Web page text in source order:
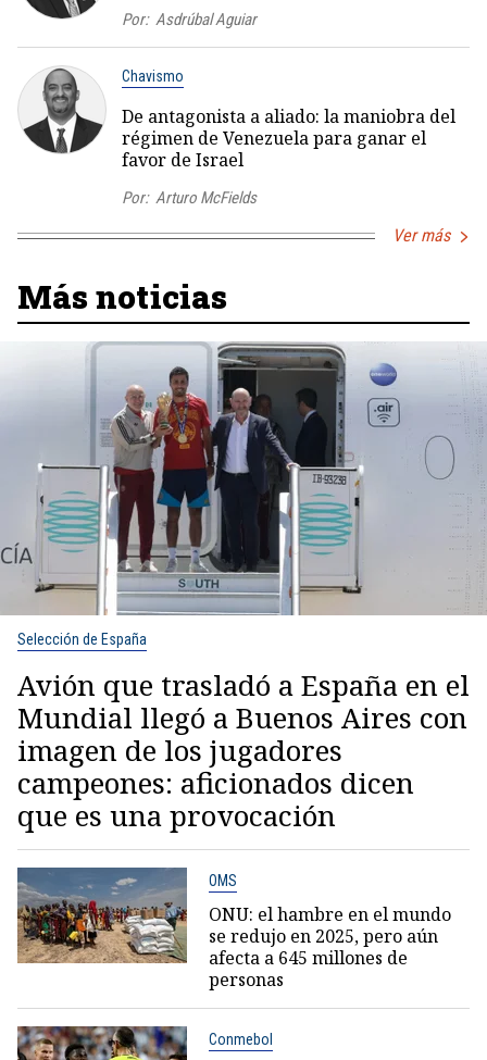
Por: Asdrúbal Aguiar
Chavismo
De antagonista a aliado: la maniobra del
régimen de Venezuela para ganar el
favor de Israel
Por: Arturo McFields
Ver más
Más noticias
Selección de España
Avión que trasladó a España en el
Mundial llegó a Buenos Aires con
imagen de los jugadores
campeones: aficionados dicen
que es una provocación
OMS
ONU: el hambre en el mundo
se redujo en 2025, pero aún
afecta a 645 millones de
personas
Conmebol